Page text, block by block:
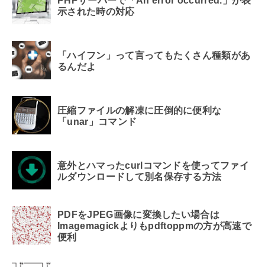
示された時の対応
「ハイフン」って言ってもたくさん種類があ
るんだよ
圧縮ファイルの解凍に圧倒的に便利な
「unar」コマンド
意外とハマったcurlコマンドを使ってファイ
ルダウンロードして別名保存する方法
PDFをJPEG画像に変換したい場合は
Imagemagickよりもpdftoppmの方が高速で
便利